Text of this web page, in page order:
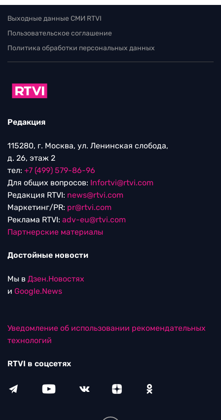
Выходные данные СМИ RTVI
Пользовательское соглашение
Политика обработки персональных данных
Редакция
115280, г. Москва, ул. Ленинская слобода,
д. 26, этаж 2
тел: +7 (499) 579-86-96
Для общих вопросов: Infortvi@rtvi.com
Редакция RTVI: news@rtvi.com
Маркетинг/PR: pr@rtvi.com
Реклама RTVI: adv-eu@rtvi.com
Партнерские материалы
Достойные новости
Мы в Дзен.Новостях
и Google.News
Уведомление об использовании рекомендательных
технологий
RTVI в соцсетях